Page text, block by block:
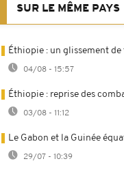
SUR LE MÊME PAYS
Éthiopie : un glissement
04/08 - 15:57
Éthiopie : reprise des
03/08 - 11:12
Le Gabon et la Guinée
29/07 - 10:39